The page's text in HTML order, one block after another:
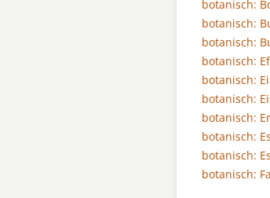
botanisch:
botanisch:
botanisch:
botanisch:
botanisch:
botanisch:
botanisch:
botanisch:
botanisch:
botanisch: